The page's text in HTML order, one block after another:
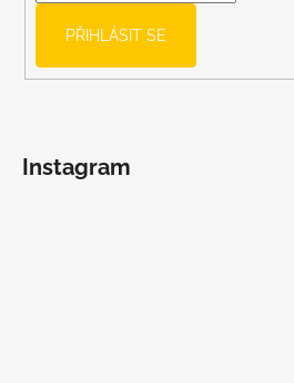
PŘIHLÁSIT SE
Instagram